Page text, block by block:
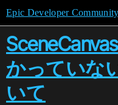
Epic Developer
かっていな
いて